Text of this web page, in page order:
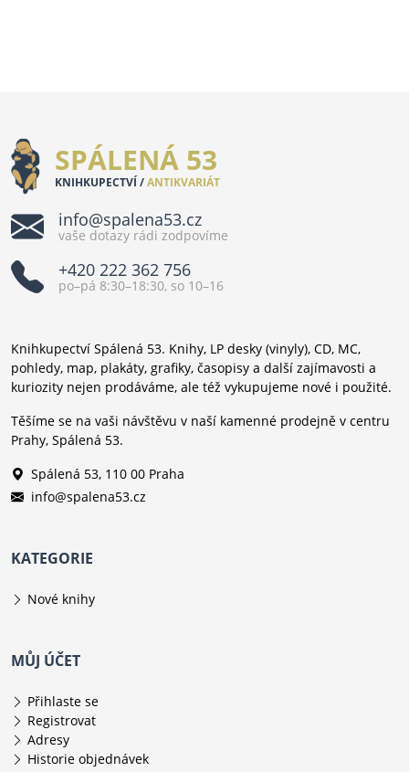
SPÁLENÁ 53
KNIHKUPECTVÍ /ANTIKVARIÁT
info@spalena53.cz
vaše dotazy rádi zodpovíme
+420 222 362 756
po–pá 8:30–18:30, so 10–16
Knihkupectví Spálená 53. Knihy, LP desky (vinyly), CD, MC,
pohledy, map, plakáty, grafiky, časopisy a další zajímavosti a
kuriozity nejen prodáváme, ale též vykupujeme nové i použité.
Těšíme se na vaši návštěvu v naší kamenné prodejně v centru
Prahy, Spálená 53.
Spálená 53, 110 00 Praha
info@spalena53.cz
KATEGORIE
Nové knihy
MŮJ ÚČET
Přihlaste se
Registrovat
Adresy
Historie objednávek